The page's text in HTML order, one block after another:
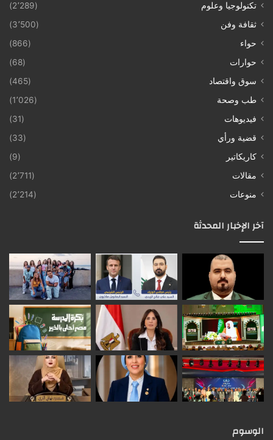
تكنولوجيا وعلوم
(2٬289)
ثقافة وفن
(3٬500)
حواء
(866)
حوارات
(68)
سوق واقتصاد
(465)
طب وصحة
(1٬026)
فيديوهات
(31)
قضية ورأي
(33)
كاريكاتير
(9)
مقالات
(2٬711)
منوعات
(2٬214)
آخر الإخبار المحدثة
الوسوم